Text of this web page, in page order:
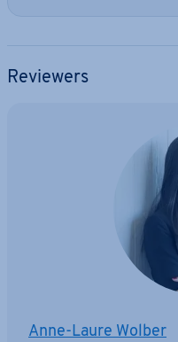
Reviewers
Anne-Laure Wolber